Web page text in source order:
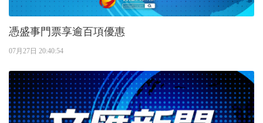
憑盛事門票享逾百項優惠
07月27日 20:40:54